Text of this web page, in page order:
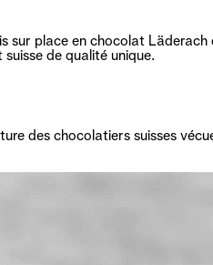
sur place en chocolat
de qualité unique.
des chocolatiers suisses